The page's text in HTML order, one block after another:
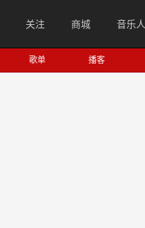
关注 商城 音乐人
歌单 播客